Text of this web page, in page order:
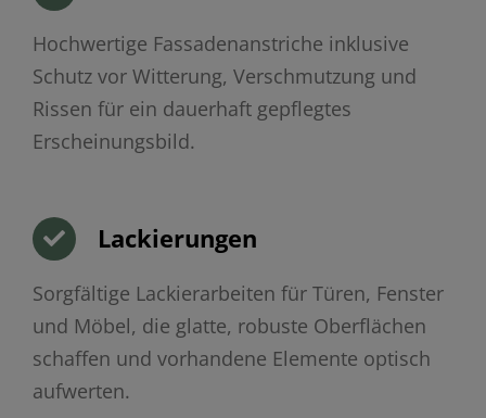
Hochwertige Fassadenanstriche inklusive
Schutz vor Witterung, Verschmutzung und
Rissen für ein dauerhaft gepflegtes
Erscheinungsbild.
Lackierungen
Sorgfältige Lackierarbeiten für Türen, Fenster
und Möbel, die glatte, robuste Oberflächen
schaffen und vorhandene Elemente optisch
aufwerten.